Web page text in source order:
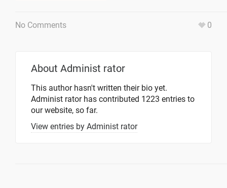
No Comments 0
About Administ rator
This author hasn't written their bio yet.
Administ ratorhas contributed 1223 entries to
our website, so far.
View entries by Administ rator